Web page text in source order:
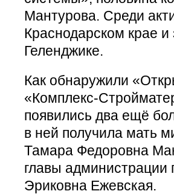
Мантурова. Среди
Краснодарском крае и
Геленджике.
Как обнаружили
«Комплекс-
появились два ещё
в ней получила мать
Тамара Федоровна
главы администрации
Эриковна Ежевская.